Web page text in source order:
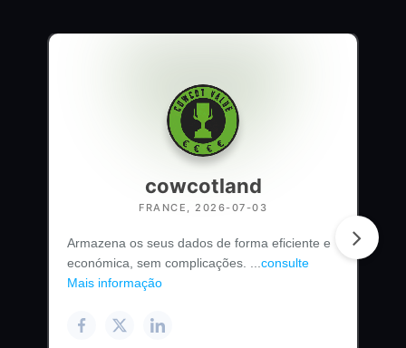
cowcotland
FRANCE, 2026-07-03
Armazena os seus dados de forma eficiente e
económica, sem complicações. ... consulte
Mais informação